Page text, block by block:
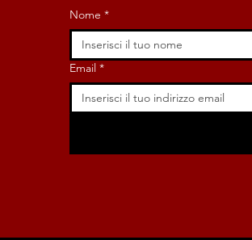
Nome *
Email *